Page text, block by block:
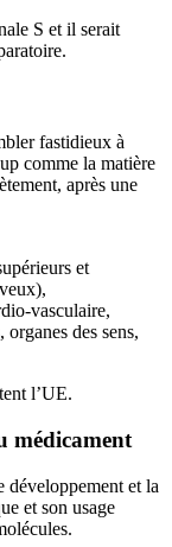
S et il serait
fastidieux à
comme la matière
après une
et
vasculaire,
des sens,
l’UE.
médicament
développement et la
et son usage